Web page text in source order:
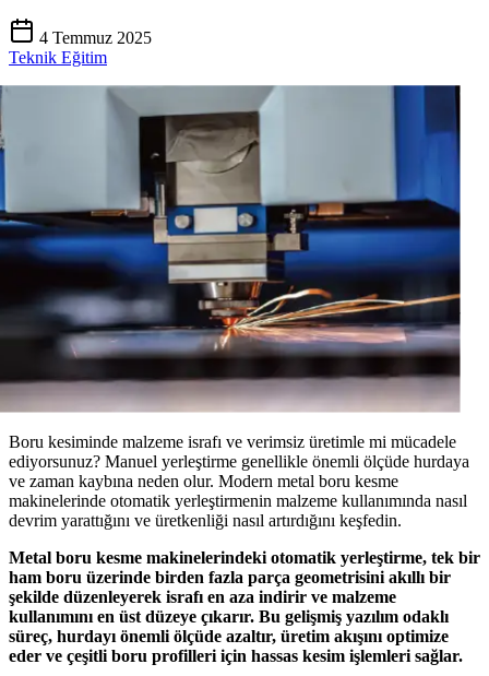
4 Temmuz 2025
Teknik Eğitim
Boru kesiminde malzeme israfı ve verimsiz üretimle mi mücadele
ediyorsunuz? Manuel yerleştirme genellikle önemli ölçüde hurdaya
ve zaman kaybına neden olur. Modern metal boru kesme
makinelerinde otomatik yerleştirmenin malzeme kullanımında nasıl
devrim yarattığını ve üretkenliği nasıl artırdığını keşfedin.
Metal boru kesme makinelerindeki otomatik yerleştirme, tek bir
ham boru üzerinde birden fazla parça geometrisini akıllı bir
şekilde düzenleyerek israfı en aza indirir ve malzeme
kullanımını en üst düzeye çıkarır. Bu gelişmiş yazılım odaklı
süreç, hurdayı önemli ölçüde azaltır, üretim akışını optimize
eder ve çeşitli boru profilleri için hassas kesim işlemleri sağlar.